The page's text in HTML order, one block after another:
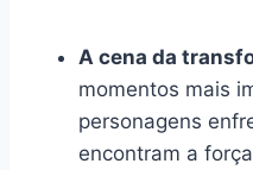
A cena da
momentos mais
personagens
encontram a